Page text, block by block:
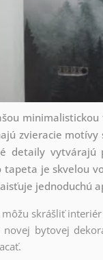
zvieracie
detaily
je skvelou
jednoduchú
skrášliť
bytovej